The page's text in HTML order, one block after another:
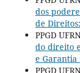
dos
de
PPGD
do direito
e Garantia
PPGD